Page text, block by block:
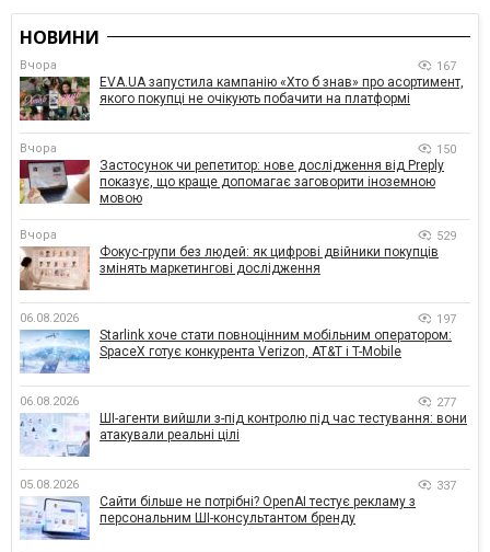
НОВИНИ
Вчора 167
EVA.UA запустила кампанію «Хто б знав» про асортимент,
якого покупці не очікують побачити на платформі
Вчора 150
Застосунок чи репетитор: нове дослідження від Preply
показує, що краще допомагає заговорити іноземною
мовою
Вчора 529
Фокус-групи без людей: як цифрові двійники покупців
змінять маркетингові дослідження
06.08.2026 197
Starlink хоче стати повноцінним мобільним оператором:
SpaceX готує конкурента Verizon, AT&T і T-Mobile
06.08.2026 277
ШІ-агенти вийшли з-під контролю під час тестування: вони
атакували реальні цілі
05.08.2026 337
Сайти більше не потрібні? OpenAI тестує рекламу з
персональним ШІ-консультантом бренду